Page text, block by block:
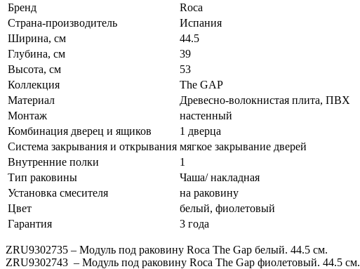
Бренд
Roca
Страна-производитель
Испания
Ширина, см
44.5
Глубина, см
39
Высота, см
53
Коллекция
The GAP
Материал
Древесно-волокнистая плита, ПВХ
Монтаж
настенный
Комбинация дверец и ящиков
1 дверца
Система закрывания и открывания мягкое закрывание дверей
Внутренние полки
1
Тип раковины
Чаша/ накладная
Установка смесителя
на раковину
Цвет
белый, фиолетовый
Гарантия
3 года
ZRU9302735 – Модуль под раковину Roca The Gap белый. 44.5 см.
ZRU9302743 – Модуль под раковину Roca The Gap фиолетовый. 44.5 см.